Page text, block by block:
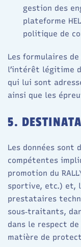
gestion des
plateforme
politique de
Les formulaires
l’intérêt légitime
qui lui sont
ainsi que les
5.
Les données sont
compétentes
promotion du
sportive, etc.) et,
prestataires
sous‑traitants,
dans le respect
matière de